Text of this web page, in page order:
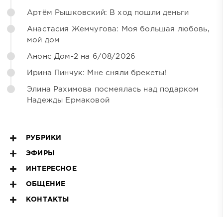
Артём Рышковский: В ход пошли деньги
Анастасия Жемчугова: Моя большая любовь,
мой дом
Анонс Дом-2 на 6/08/2026
Ирина Пинчук: Мне сняли брекеты!
Элина Рахимова посмеялась над подарком
Надежды Ермаковой
РУБРИКИ
ЭФИРЫ
ИНТЕРЕСНОЕ
ОБЩЕНИЕ
КОНТАКТЫ